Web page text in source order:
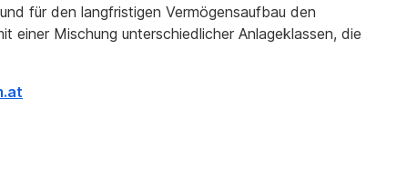
und für den langfristigen Vermögensaufbau den
einer Mischung unterschiedlicher Anlageklassen, die